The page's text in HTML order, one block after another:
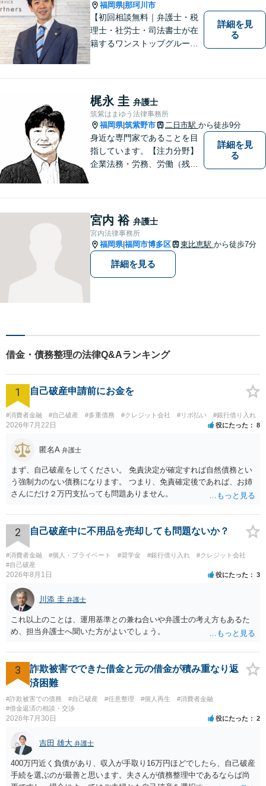
時間外、休日相談可能】【法
テラス利用可】
福岡県|那珂川市
【初回相談無料｜弁護士・税
理士・社労士・司法書士が在
籍するワンストップグルー
ループです。相続や企業法務
等複数士業の知識が必要な案
件を一括して対応。九州トッ
プクラスの豊富な実績。
詳細を見
る
梶永 圭 弁護士
筑紫はまゆう法律事務所
福岡県|筑紫野市 二日市駅 から徒歩9分
身近な専門家であることを目
指しています。【注力分野】
企業法務・労務、労働（残
詳細を見
る
宮内 裕 弁護士
宮内法律事務所
福岡県|福岡市博多区 東比恵駅 から徒歩7分
詳細を見る
借金・債務整理の法律Q&Aランキング
1 自己破産申請前にお金を
#消費者金融 #自己破産 #多重債務 #クレジット会社 #リボ払い #銀行借り入れ
2026年7月22日 役にたった 8
匿名A 弁護士
まず、自己破産をしてください。 免責決定が確定すれば自然債務とい
う強制力のない債務になります。 つまり、免責確定後であれば、お姉
さんにだけ２万円支払っても問題ありません。
2 自己破産中に不用品を売却しても問題ないか？
#消費者金融 #個人・プライベート #奨学金 #銀行借り入れ
#クレジット会社
#自己破産
2026年8月1日 役にたった 3
川添 圭 弁護士
これ以上のことは、運用基準との兼ね合いや弁護士の考え方もあるた
め、担当弁護士へ聞いた方がよいでしょう。
3
詐欺被害でできた借金と元の借金が積み重なり返
済困難
#詐欺被害での債務 #自己破産 #任意整理 #個人再生
#消費者金融
#借金返済の相談・交渉
2026年7月30日 役にたった 2
吉田 雄大 弁護士
400万円近く負債があり、収入が手取り16万円ほどでしたら、自己破産
手続を選ぶのが最善と思います。夫さんが債務整理中であるならば尚